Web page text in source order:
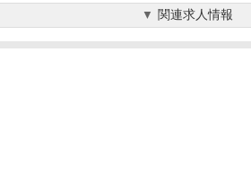
関連求人情報